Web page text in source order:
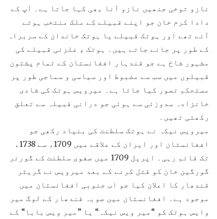
نازو توخی جنھیں نازو آنا بھی کہا جاتا ہے۔ آپ کے
دادا کرم خان جو اپنے قبیلے کے ملک منتخب ہوتے
آئے تھے اور ہوتک قبیلے یا ہوتک خاندان کے سربراہ
کے طور پر جانے جاتے ہیں۔ ہوتک ، غلزئی قبیلے کی
مشہور شاخ ہے جو قندہار افغانستان کے تمام پشتون
قبیلوں میں سب سے مضبوط اور سیاسی و سماجی طور پر
مستحکم تصور کیا جاتا ہے۔ میرویس ہوتک کی شادی
خانزادہ سدوزئی سے ہوئی جو درانی قبیلہ سے تعلق
رکھتی تھیں۔
میرویس نیکہ نے ہوتک سلطنت کی بنیاد رکھی جو
افغانستان اور ایران کے علاقے میں 1709ء سے 1738ء
تک قائم رہی۔ اپریل 1709 میں صفوی سلطنت کے گورنر
گورگین خان کو قتل کرنے کے بعد میرویس نے گریٹر
قندھار کا اعلان کیا جو اب جنوبی افغانستان میں
موجود ہے۔ افغانستان میں صوبہ قندھار کے لوگ میر
وایس ہوتک کو “میر ویس نیکہ“ یا ”میر ویس بابا“ کے